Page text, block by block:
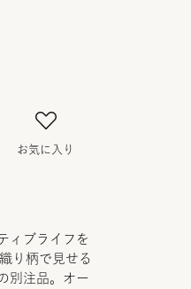
お気に入り
ィブライフを
り柄で見せる
別注品。オー